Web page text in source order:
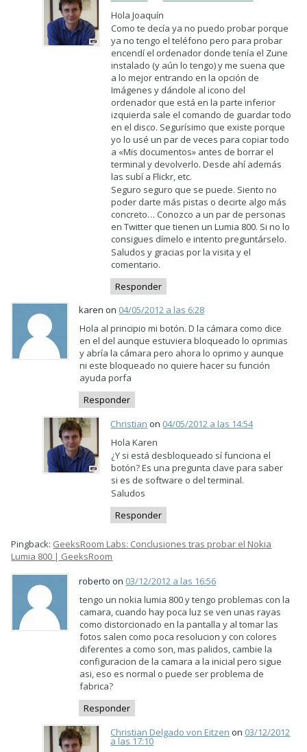
Hola Joaquín
Como te decía ya no puedo probar porque
ya no tengo el teléfono pero para probar
encendí el ordenador donde tenía el Zune
instalado (y aún lo tengo) y me suena que
a lo mejor entrando en la opción de
Imágenes y dándole al icono del
ordenador que está en la parte inferior
izquierda sale el comando de guardar todo
en el disco. Segurísimo que existe porque
yo lo usé un par de veces para copiar todo
a «Mis documentos» antes de borrar el
terminal y devolverlo. Desde ahí además
las subí a Flickr, etc.
Seguro seguro que se puede. Siento no
poder darte más pistas o decirte algo más
concreto… Conozco a un par de personas
en Twitter que tienen un Lumia 800. Si no lo
consigues dímelo e intento preguntárselo.
Saludos y gracias por la visita y el
comentario.
Responder
karen on 04/05/2012 a las 6:28
Hola al principio mi botón. D la cámara como dice
en el del aunque estuviera bloqueado lo oprimias
y abría la cámara pero ahora lo oprimo y aunque
ni este bloqueado no quiere hacer su función
ayuda porfa
Responder
Christian on 04/05/2012 a las 14:54
Hola Karen
¿Y si está desbloqueado sí funciona el
botón? Es una pregunta clave para saber
si es de software o del terminal.
Saludos
Responder
Pingback: GeeksRoom Labs: Conclusiones tras probar el Nokia
Lumia 800 | GeeksRoom
roberto on 03/12/2012 a las 16:56
tengo un nokia lumia 800 y tengo problemas con la
camara, cuando hay poca luz se ven unas rayas
como distorcionado en la pantalla y al tomar las
fotos salen como poca resolucion y con colores
diferentes a como son, mas palidos, cambie la
configuracion de la camara a la inicial pero sigue
asi, eso es normal o puede ser problema de
fabrica?
Responder
Christian Delgado von Eitzen on 03/12/2012
a las 17:10